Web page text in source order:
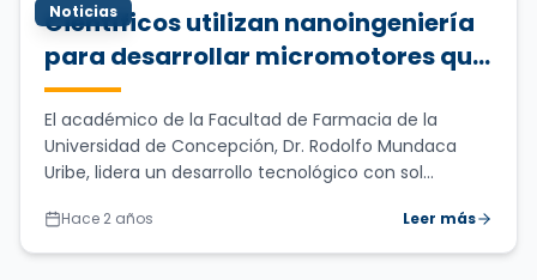
Noticias
Científicos utilizan nanoingeniería
para desarrollar micromotores que
mejoran absorción,
biodisponibilidad y eficiencia de
medicamentos
El académico de la Facultad de Farmacia de la
Universidad de Concepción, Dr. Rodolfo Mundaca
Uribe, lidera un desarrollo tecnológico con sol...
Hace 2 años Leer más